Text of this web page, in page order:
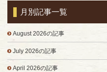
月別記事一覧
August 2026の記事
July 2026の記事
April 2026の記事